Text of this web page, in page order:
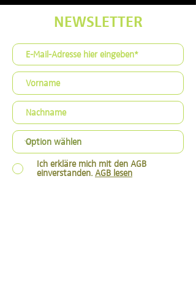
NEWSLETTER
Ich erkläre mich mit den AGB
einverstanden. AGB lesen